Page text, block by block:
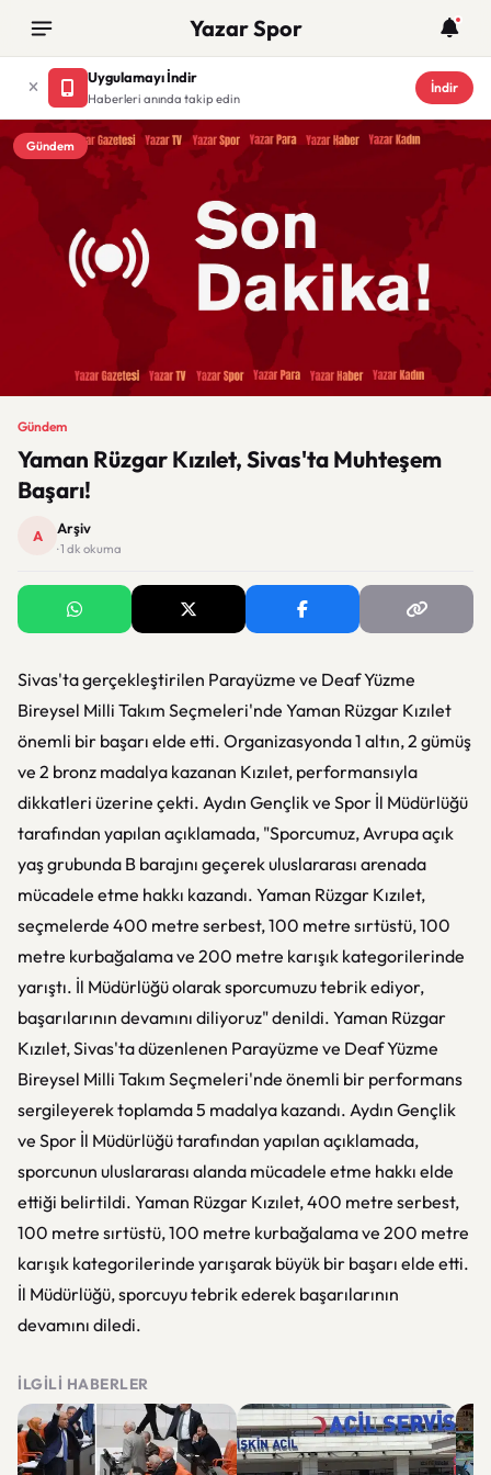
Yazar Spor
Uygulamayı İndir
Haberleri anında takip edin
İndir
Gündem
Gündem
Yaman Rüzgar Kızılet, Sivas'ta Muhteşem
Başarı!
A Arşiv
· 1 dk okuma
Sivas'ta gerçekleştirilen Parayüzme ve Deaf Yüzme
Bireysel Milli Takım Seçmeleri'nde Yaman Rüzgar Kızılet
önemli bir başarı elde etti. Organizasyonda 1 altın, 2 gümüş
ve 2 bronz madalya kazanan Kızılet, performansıyla
dikkatleri üzerine çekti. Aydın Gençlik ve Spor İl Müdürlüğü
tarafından yapılan açıklamada, "Sporcumuz, Avrupa açık
yaş grubunda B barajını geçerek uluslararası arenada
mücadele etme hakkı kazandı. Yaman Rüzgar Kızılet,
seçmelerde 400 metre serbest, 100 metre sırtüstü, 100
metre kurbağalama ve 200 metre karışık kategorilerinde
yarıştı. İl Müdürlüğü olarak sporcumuzu tebrik ediyor,
başarılarının devamını diliyoruz" denildi. Yaman Rüzgar
Kızılet, Sivas'ta düzenlenen Parayüzme ve Deaf Yüzme
Bireysel Milli Takım Seçmeleri'nde önemli bir performans
sergileyerek toplamda 5 madalya kazandı. Aydın Gençlik
ve Spor İl Müdürlüğü tarafından yapılan açıklamada,
sporcunun uluslararası alanda mücadele etme hakkı elde
ettiği belirtildi. Yaman Rüzgar Kızılet, 400 metre serbest,
100 metre sırtüstü, 100 metre kurbağalama ve 200 metre
karışık kategorilerinde yarışarak büyük bir başarı elde etti.
İl Müdürlüğü, sporcuyu tebrik ederek başarılarının
devamını diledi.
İLGILI HABERLER